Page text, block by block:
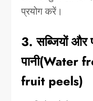
प्रयोग करें।
3. सब्जियों
पानी(Water
fruit peels)